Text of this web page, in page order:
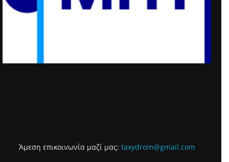
Άμεση επικοινωνία μαζί μας: taxydrom@gmail.com